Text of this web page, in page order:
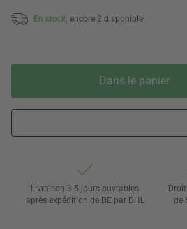
En stock, encore 2 disponible
Dans le panier
Livraison 3-5 jours ouvrables
après expédition de DE par DHL
de